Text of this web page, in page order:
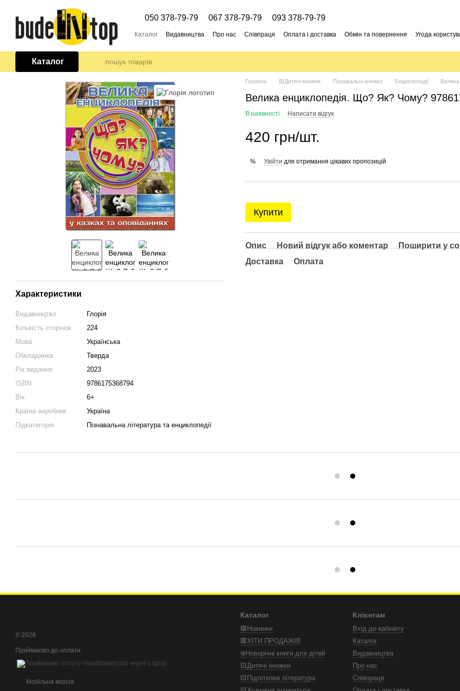
Перейти до основного контенту
050 378-79-79 067 378-79-79 093 378-79-79
Каталог Видавництва Про нас Співпраця Оплата і доставка Обмін та повернення Угода
Каталог
Характеристики
Видавництво
Глорія
Кількість сторінок
224
Мова
Українська
Обкладинка
Тверда
Рік видання
2023
ISBN
9786175368794
Вік
6+
Країна виробник
Україна
Підкатегорія
Пізнавальна література та енциклопедії
Головна 🟨Дитячі книжки Пізнавальні книжки Енциклопедії
Велика енциклопедія. Що? Як? Чому?
В наявності Написати відгук
420 грн/шт.
% Увійти для отримання цікавих пропозицій
Купити
Опис Новий відгук або коментар
Поширити у
Доставка
Оплата
© 2026
Приймаємо до оплати
Мобільна версія
Каталог
🟥Новинки
🟥ХІТИ ПРОДАЖІВ
❄️Новорічні книги для дітей
🟨Дитячі книжки
🟨Підліткова література
Клієнтам
Вхід до кабінету
Каталог
Видавництва
Про нас
Співпраця